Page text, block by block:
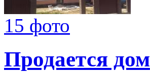
15 фото
Продается дом